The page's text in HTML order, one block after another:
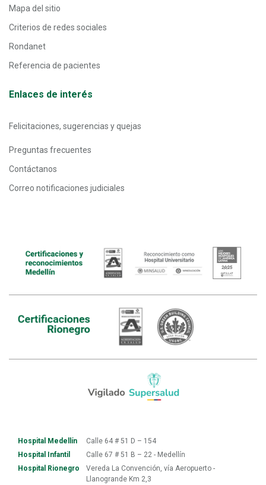
Mapa del sitio
Criterios de redes sociales
Rondanet
Referencia de pacientes
Enlaces de interés
Felicitaciones, sugerencias y quejas
Preguntas frecuentes
Contáctanos
Correo notificaciones judiciales
Hospital Medellín
Calle 64 # 51 D – 154
Hospital Infantil
Calle 67 # 51 B – 22 - Medellín
Hospital Rionegro
Vereda La Convención, vía Aeropuerto -
Llanogrande Km 2,3